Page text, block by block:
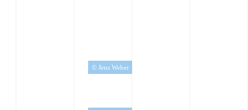
© Jens Weber